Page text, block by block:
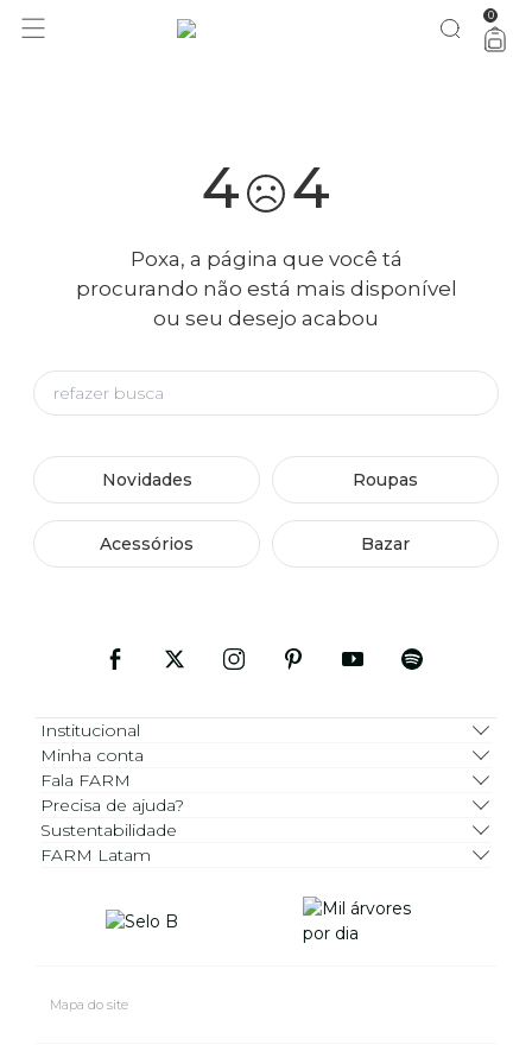
você merece 30% OFF pra comemorar com a gente aproveita! 0
4 4
Poxa, a página que você tá
procurando não está mais disponível
ou seu desejo acabou
Novidades Roupas
Acessórios Bazar
Institucional
Minha conta
Fala FARM
Precisa de ajuda?
Sustentabilidade
FARM Latam
Mapa do site